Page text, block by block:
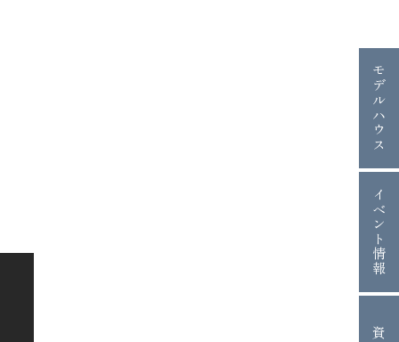
モデルハウス
イベント情報